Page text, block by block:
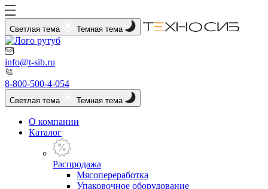
Светлая тема Темная тема
info@t-sib.ru
8-800-500-4-054
Светлая тема Темная тема
О компании
Каталог
Распродажа
Мясопереработка
Упаковочное оборудование